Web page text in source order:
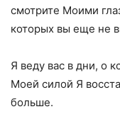
смотрите Моими
которых вы еще не
Я веду вас в дни, о
Моей силой Я
больше.